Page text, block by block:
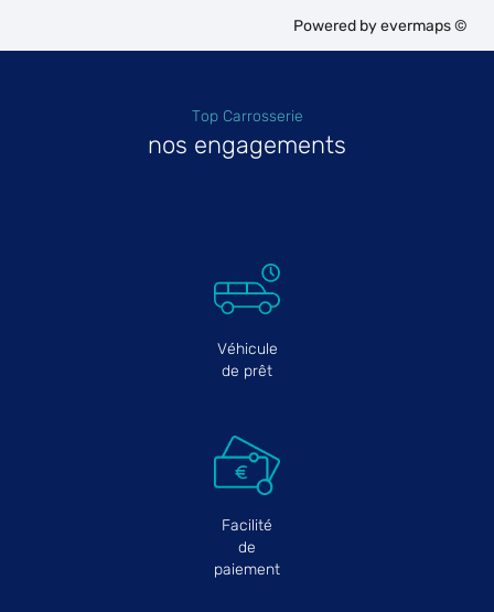
Powered byevermaps ©
Top Carrosserie
nos engagements
Véhicule
de prêt
Facilité
de
paiement